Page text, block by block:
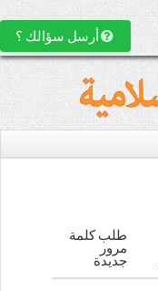
أرسل سؤالك ؟
طلب كلمة
مرور
جديدة